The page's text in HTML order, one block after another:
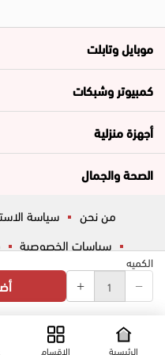
الكميه
موبايل وتابلت
كمبيوتر وشبكات
أجهزة منزلية
الصحة والجمال
من نحن سياسة
سياسات الخصوصية
المساعدة
شارع المكاتب, الزقازيق ,
الرئيسية الاقسام